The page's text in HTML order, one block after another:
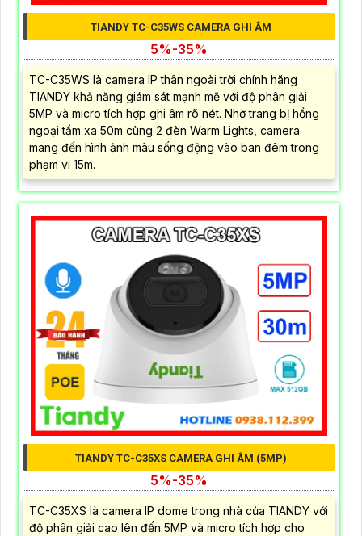
TIANDY TC-C35WS CAMERA GHI ÂM
5%-35%
TC-C35WS là camera IP thân ngoài trời chính hãng
TIANDY khả năng giám sát mạnh mẽ với độ phân giải
5MP và micro tích hợp ghi âm rõ nét. Nhờ trang bị hồng
ngoại tầm xa 50m cùng 2 đèn Warm Lights, camera
mang đến hình ảnh màu sống động vào ban đêm trong
phạm vi 15m.
TIANDY TC-C35XS CAMERA GHI ÂM (5MP)
5%-35%
TC-C35XS là camera IP dome trong nhà của TIANDY với
độ phân giải cao lên đến 5MP và micro tích hợp cho